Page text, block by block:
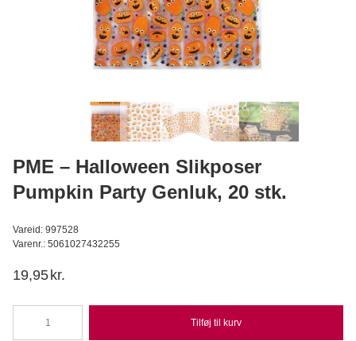
BrandNewCake - Osteklæde, 50 x 50 cm
Læg i kurv
PME – Halloween Slikposer
Pumpkin Party Genluk, 20 stk.
Vareid: 997528
Varenr.: 5061027432255
19,95 kr.
Tilføj til kurv